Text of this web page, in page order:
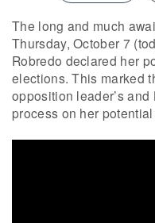
The long and much
Thursday, October 7
Robredo declared her
elections. This marked
opposition leader’s
process on her